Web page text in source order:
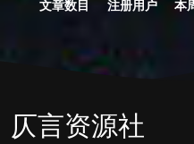
文章数目 注册用户 本
仄言资源社